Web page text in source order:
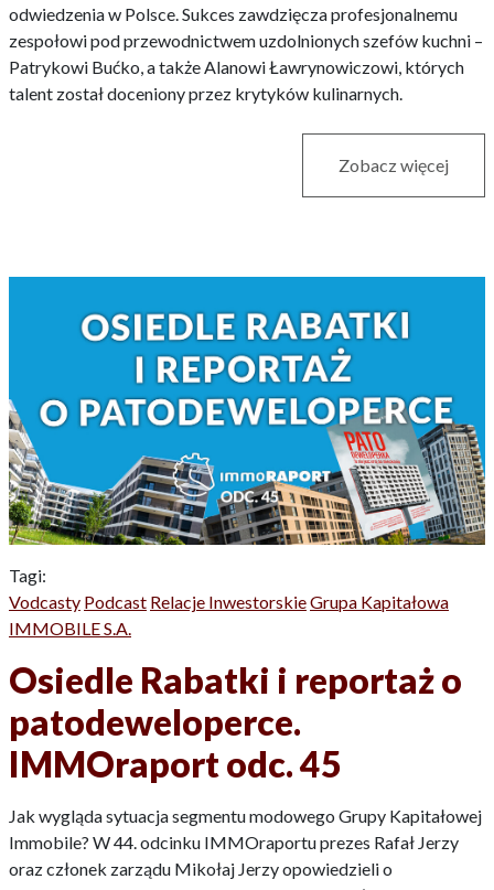
odwiedzenia w Polsce. Sukces zawdzięcza profesjonalnemu
zespołowi pod przewodnictwem uzdolnionych szefów kuchni –
Patrykowi Bućko, a także Alanowi Ławrynowiczowi, których
talent został doceniony przez krytyków kulinarnych.
Zobacz więcej
Tagi:
Vodcasty Podcast Relacje InwestorskieGrupa Kapitałowa
IMMOBILE S.A.
Osiedle Rabatki i reportaż o
patodeweloperce.
IMMOraport odc. 45
Jak wygląda sytuacja segmentu modowego Grupy Kapitałowej
Immobile? W 44. odcinku IMMOraportu prezes Rafał Jerzy
oraz członek zarządu Mikołaj Jerzy opowiedzieli o